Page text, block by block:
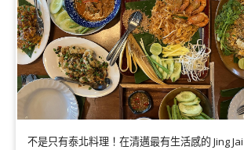
不是只有泰北料理！在清邁最有生活感的 Jing